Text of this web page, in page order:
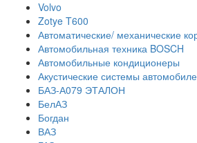
Volvo
Zotye T600
Автоматические/ механические
Автомобильная техника BOSCH
Автомобильные кондиционеры
Акустические системы
БАЗ-А079 ЭТАЛОН
БелАЗ
Богдан
ВАЗ